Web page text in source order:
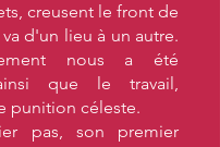
creusent le front de
d'un lieu à un autre.
nous a été
que le travail,
punition céleste.
pas, son premier